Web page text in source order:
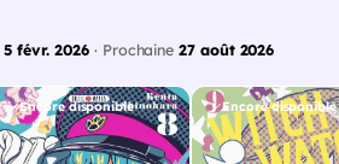
5 févr. 2026 · Prochaine27 août 2026
Encore disponible Encore disponible